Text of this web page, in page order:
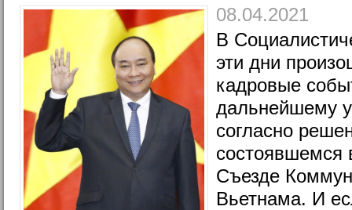
08.04.2021
В
эти дни
кадровые
дальнейшему
согласно
состоявшемся
Съезде
Вьетнама. И